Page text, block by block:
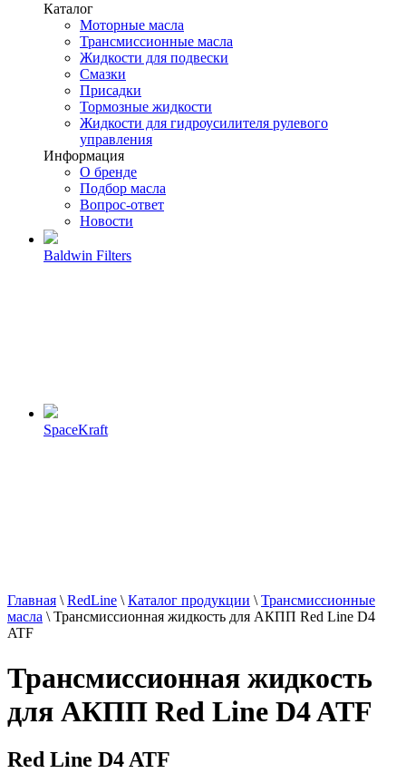
Каталог
Моторные масла
Трансмиссионные масла
Жидкости для подвески
Смазки
Присадки
Тормозные жидкости
Жидкости для гидроусилителя рулевого
управления
Информация
О бренде
Подбор масла
Вопрос-ответ
Новости
Baldwin Filters
SpaceKraft
Главная \ RedLine \ Каталог продукции \ Трансмиссионные
масла \ Трансмиссионная жидкость для АКПП Red Line D4
ATF
Трансмиссионная жидкость
для АКПП Red Line D4 ATF
Red Line D4 ATF